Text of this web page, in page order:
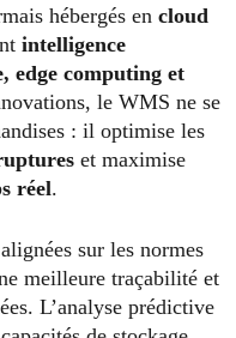
hébergés en cloud
intelligence
edge computing et
le WMS ne se
: il optimise les
et maximise
réel.
sur les normes
meilleure traçabilité et
L’analyse prédictive